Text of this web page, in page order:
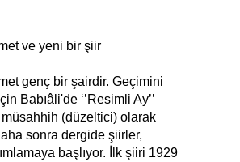
ve yeni bir şiir
genç bir şairdir. Geçimini
Babıâli'de ‘’Resimli Ay’’
(düzeltici) olarak
sonra dergide şiirler,
başlıyor. İlk şiiri 1929